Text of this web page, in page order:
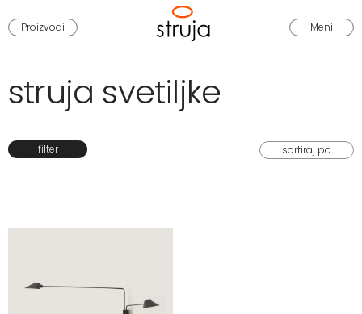
Proizvodi Meni
struja svetiljke
filter